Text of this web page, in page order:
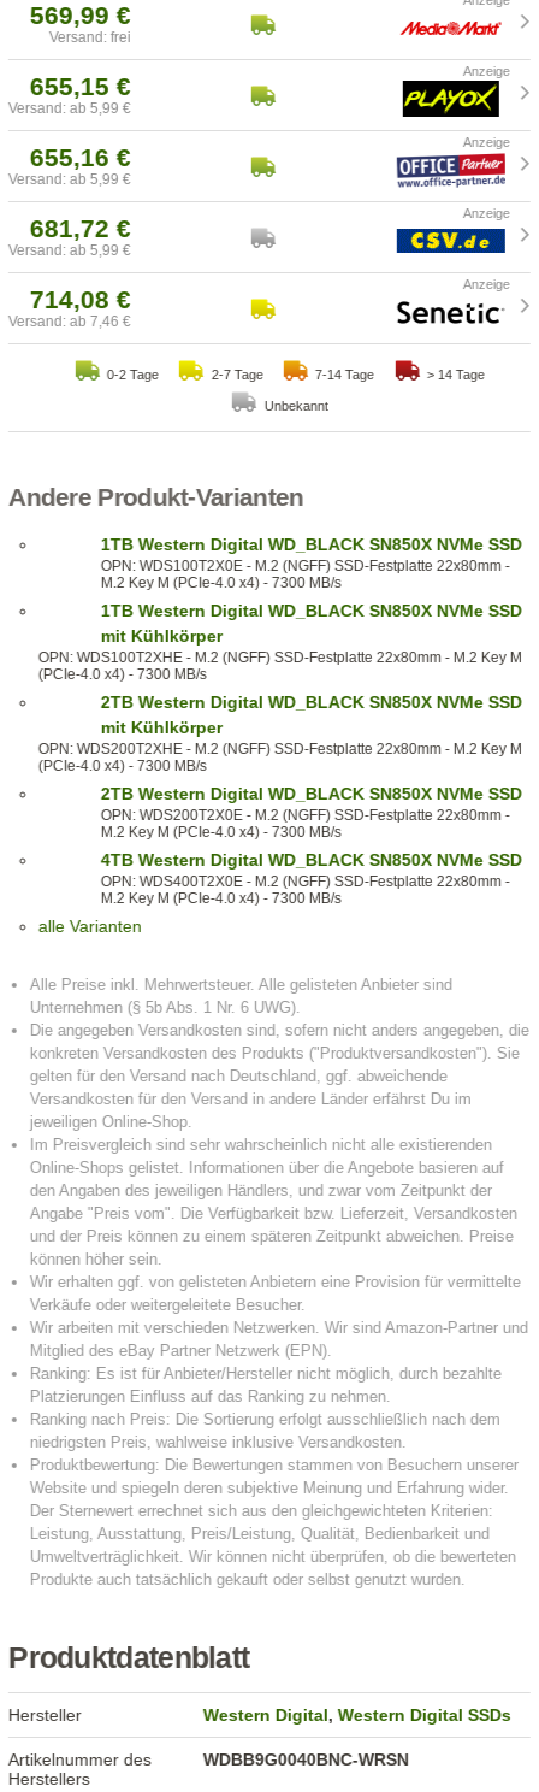
569,99 €
Versand: frei
655,15 €
Versand: ab 5,99 €
655,16 €
Versand: ab 5,99 €
681,72 €
Versand: ab 5,99 €
714,08 €
Versand: ab 7,46 €
0-2 Tage 2-7 Tage 7-14 Tage > 14 Tage
Unbekannt
Andere Produkt-Varianten
1TB Western Digital WD_BLACK SN850X NVMe SSD
OPN: WDS100T2X0E - M.2 (NGFF) SSD-Festplatte 22x80mm -
M.2 Key M (PCIe-4.0 x4) - 7300 MB/s
1TB Western Digital WD_BLACK SN850X NVMe SSD
mit Kühlkörper
OPN: WDS100T2XHE - M.2 (NGFF) SSD-Festplatte 22x80mm - M.2 Key M
(PCIe-4.0 x4) - 7300 MB/s
2TB Western Digital WD_BLACK SN850X NVMe SSD
mit Kühlkörper
OPN: WDS200T2XHE - M.2 (NGFF) SSD-Festplatte 22x80mm - M.2 Key M
(PCIe-4.0 x4) - 7300 MB/s
2TB Western Digital WD_BLACK SN850X NVMe SSD
OPN: WDS200T2X0E - M.2 (NGFF) SSD-Festplatte 22x80mm -
M.2 Key M (PCIe-4.0 x4) - 7300 MB/s
4TB Western Digital WD_BLACK SN850X NVMe SSD
OPN: WDS400T2X0E - M.2 (NGFF) SSD-Festplatte 22x80mm -
M.2 Key M (PCIe-4.0 x4) - 7300 MB/s
alle Varianten
Produktdatenblatt
Hersteller Western Digital,Western Digital SSDs
Artikelnummer des
Herstellers
WDBB9G0040BNC-WRSN